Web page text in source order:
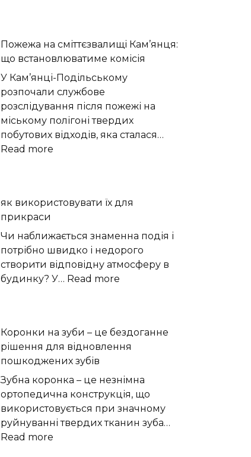
утворила
новий
кратер
на
Місяці
Пожежа на сміттєзвалищі Кам’янця:
що встановлюватиме комісія
У Кам’янці-Подільському
розпочали службове
розслідування після пожежі на
міському полігоні твердих
побутових відходів, яка сталася…
Read more
Кам’янця:
встановлюватиме
комісія
як використовувати їх для
прикраси
Чи наближається знаменна подія і
потрібно швидко і недорого
створити відповідну атмосферу в
будинку? У… Read more
для
прикраси
Коронки на зуби – це бездоганне
рішення для відновлення
пошкоджених зубів
Зубна коронка – це незнімна
ортопедична конструкція, що
використовується при значному
руйнуванні твердих тканин зуба…
Read more